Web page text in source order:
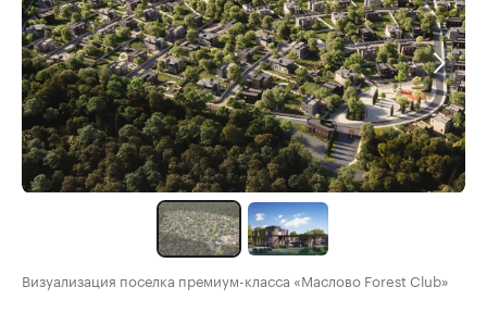
Визуализация поселка премиум-класса «Маслово Forest Club»